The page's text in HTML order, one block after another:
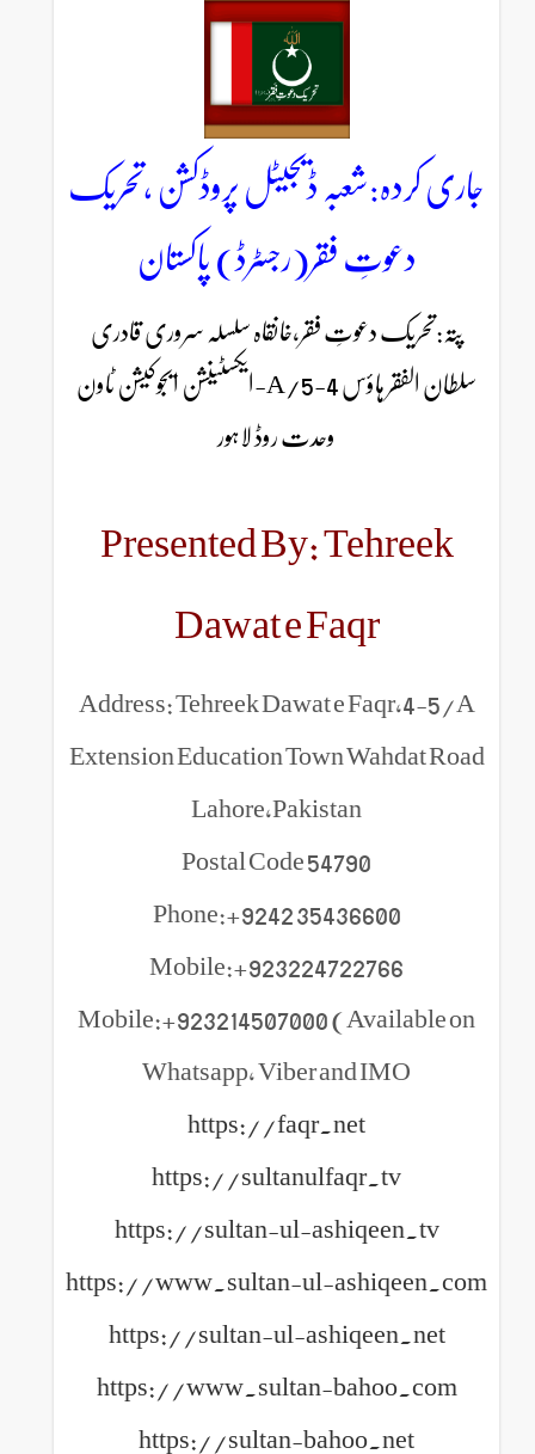
جاری کردہ:شعبہ ڈیجیٹل پروڈکشن ،تحریک
دعوتِ فقر(رجسٹرڈ) پاکستان
پتہ:تحریک دعوتِ فقر،خانقاہ سلسلہ سروری قادری
سلطان الفقر ہاؤس 4-5/A-ایکسٹینشن ایجوکیشن ٹاون
وحدت روڈ لاہور
Presented By: Tehreek
Dawat e Faqr
Address: Tehreek Dawat e Faqr,4-5/A
Extension Education Town Wahdat Road
Lahore,Pakistan
Postal Code 54790
Phone:+9242 35436600
Mobile:+923224722766
Mobile:+923214507000 (Available on
Whatsapp, Viber and IMO
https://faqr.net
https://sultanulfaqr.tv
https://sultan-ul-ashiqeen.tv
https://www.sultan-ul-ashiqeen.com
https://sultan-ul-ashiqeen.net
https://www.sultan-bahoo.com
https://sultan-bahoo.net